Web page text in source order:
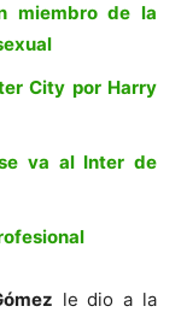
miembro de la
City por Harry
va al Inter de
le dio a la